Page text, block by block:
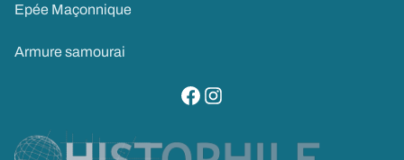
Epée Maçonnique
Armure samourai
visitez notre page facebook
suivez notre compte instagram